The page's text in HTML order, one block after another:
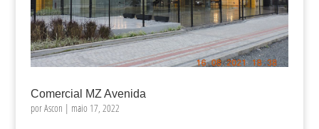
Comercial MZ Avenida
porAscon | maio 17, 2022